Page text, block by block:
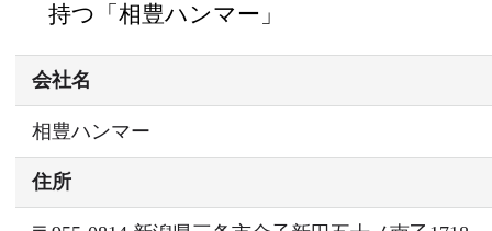
持つ「相豊ハンマー」
会社名
相豊ハンマー
住所